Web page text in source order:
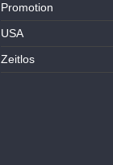
Promotion
USA
Zeitlos